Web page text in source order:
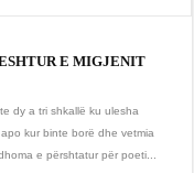
E MIGJENIT
dy a tri shkallë ku ulesha
kur binte borë dhe vetmia
e përshtatur për poeti...